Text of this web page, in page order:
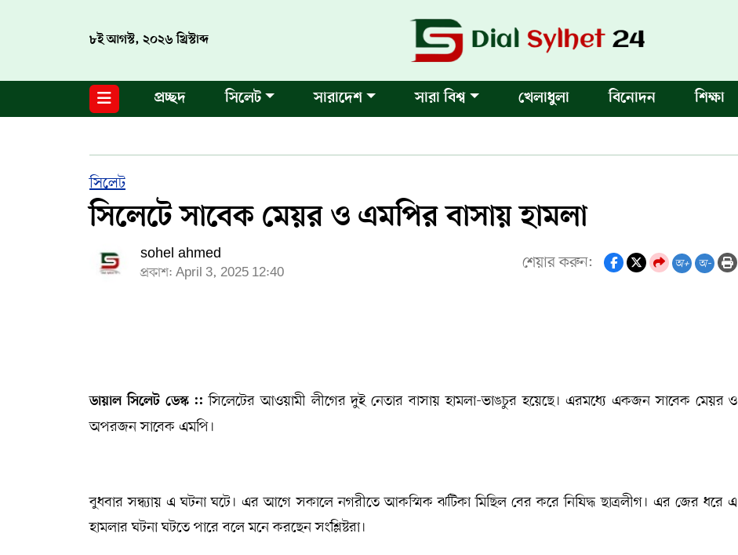
৮ই আগস্ট, ২০২৬ খ্রিস্টাব্দ
প্রচ্ছদ সিলেট সারাদেশ সারা বিশ্ব খেলাধুলা বিনোদন শিক্ষা
সিলেট
সিলেটে সাবেক মেয়র ও এমপির বাসায় হামলা
sohel ahmed
প্রকাশ: April 3, 2025 12:40 শেয়ার করুন: অ+ অ-
ডায়াল সিলেট ডেস্ক :: সিলেটের আওয়ামী লীগের দুই নেতার বাসায় হামলা-ভাঙচুর হয়েছে। এরমধ্যে একজন সাবেক মেয়র ও
অপরজন সাবেক এমপি।
বুধবার সন্ধ্যায় এ ঘটনা ঘটে। এর আগে সকালে নগরীতে আকস্মিক ঝটিকা মিছিল বের করে নিষিদ্ধ ছাত্রলীগ। এর জের ধরে এ
হামলার ঘটনা ঘটতে পারে বলে মনে করছেন সংশ্লিষ্টরা।
TERMS & CONDITIONS
EDITOR & PUBLISHER : SOHEL AHMED